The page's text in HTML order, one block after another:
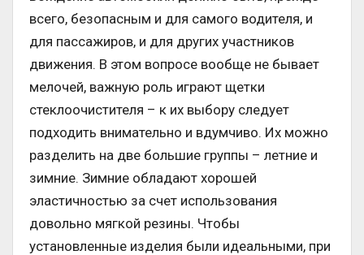
всего, безопасным и для самого водителя, и
для пассажиров, и для других участников
движения. В этом вопросе вообще не бывает
мелочей, важную роль играют щетки
стеклоочистителя – к их выбору следует
подходить внимательно и вдумчиво. Их можно
разделить на две большие группы – летние и
зимние. Зимние обладают хорошей
эластичностью за счет использования
довольно мягкой резины. Чтобы
установленные изделия были идеальными, при